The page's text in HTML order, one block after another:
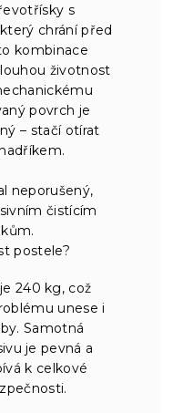
s
chrání před
kombinace
životnost
povrch je
– stačí otírat
neporušený,
čistícím
postele?
240 kg, což
unese i
Samotná
je pevná a
k celkové